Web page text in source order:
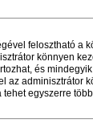
felosztható a
könnyen
és
az adminisztrátor
egyszerre